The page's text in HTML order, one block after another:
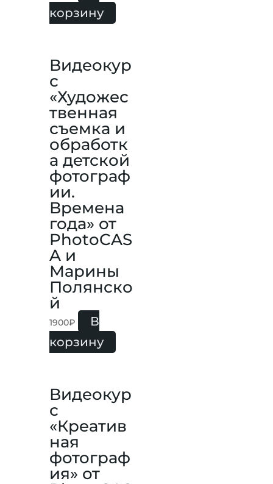
корзину
Видеокур
с
«Художес
твенная
съемка и
обработк
а детской
фотограф
ии.
Времена
года» от
PhotoCAS
A и
Марины
Полянско
й
1900₽
В
корзину
Видеокур
с
«Креатив
ная
фотограф
ия» от